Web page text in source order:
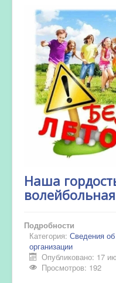
Наша
Подробности
Категория: Сведения
организации
Опубликовано: 17
Просмотров: 192